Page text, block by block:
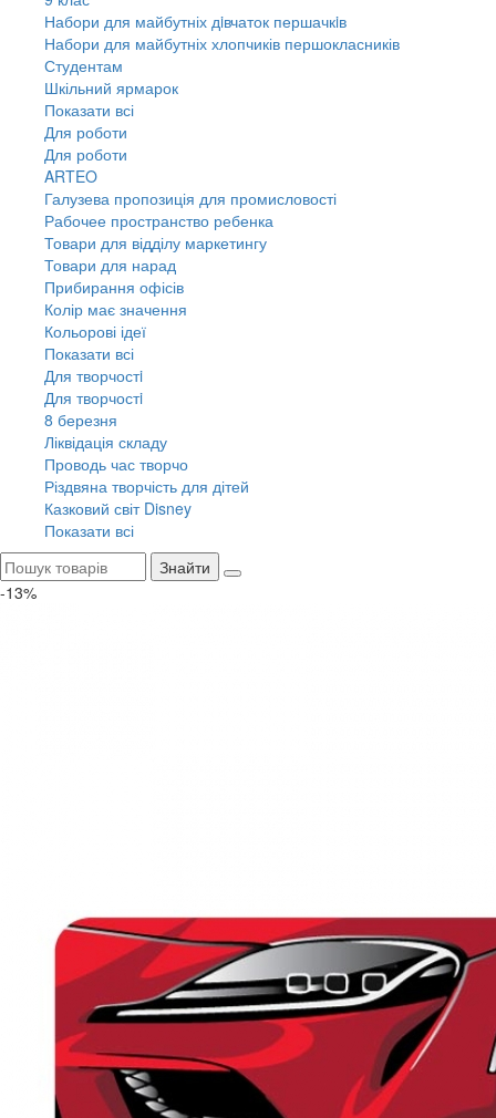
Набори для майбутніх дiвчаток першачкiв
Набори для майбутніх хлопчиків першокласників
Студентам
Шкільний ярмарок
Показати всі
Для роботи
Для роботи
ARTEO
Галузева пропозиція для промисловості
Рабочее пространство ребенка
Товари для відділу маркетингу
Товари для нарад
Прибирання офісів
Колір має значення
Кольорові ідеї
Показати всі
Для творчостi
Для творчостi
8 березня
Ліквідація складу
Проводь час творчо
Різдвяна творчість для дітей
Казковий світ Disney
Показати всі
Знайти
-13%